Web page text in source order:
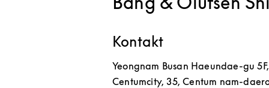
Kontakt
Yeongnam Busan Haeundae-gu
Centumcity, 35, Centum nam-